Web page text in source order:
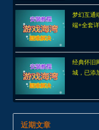
梦幻互通
端+全套
经典怀旧
城，已添
近期文章